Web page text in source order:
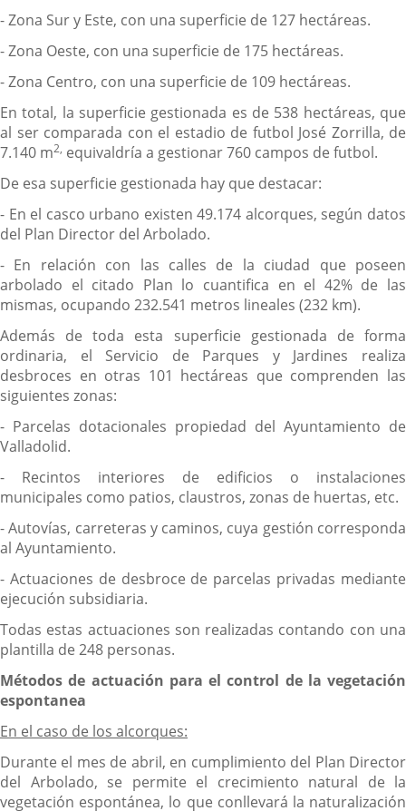
- Zona Sur y Este, con una superficie de 127 hectáreas.
- Zona Oeste, con una superficie de 175 hectáreas.
- Zona Centro, con una superficie de 109 hectáreas.
En total, la superficie gestionada es de 538 hectáreas, que
al ser comparada con el estadio de futbol José Zorrilla, de
7.140 m2, equivaldría a gestionar 760 campos de futbol.
De esa superficie gestionada hay que destacar:
- En el casco urbano existen 49.174 alcorques, según datos
del Plan Director del Arbolado.
- En relación con las calles de la ciudad que poseen
arbolado el citado Plan lo cuantifica en el 42% de las
mismas, ocupando 232.541 metros lineales (232 km).
Además de toda esta superficie gestionada de forma
ordinaria, el Servicio de Parques y Jardines realiza
desbroces en otras 101 hectáreas que comprenden las
siguientes zonas:
- Parcelas dotacionales propiedad del Ayuntamiento de
Valladolid.
- Recintos interiores de edificios o instalaciones
municipales como patios, claustros, zonas de huertas, etc.
- Autovías, carreteras y caminos, cuya gestión corresponda
al Ayuntamiento.
- Actuaciones de desbroce de parcelas privadas mediante
ejecución subsidiaria.
Todas estas actuaciones son realizadas contando con una
plantilla de 248 personas.
Métodos de actuación para el control de la vegetación
espontanea
En el caso de los alcorques:
Durante el mes de abril, en cumplimiento del Plan Director
del Arbolado, se permite el crecimiento natural de la
vegetación espontánea, lo que conllevará la naturalización